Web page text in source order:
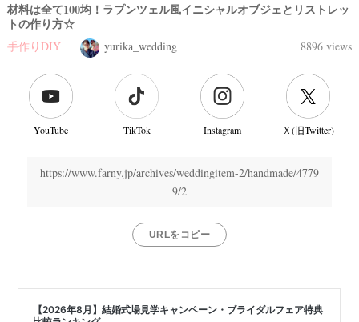
材料は全て100均！ラプンツェル風イニシャルオブジェとリストレッ
トの作り方☆
手作りDIY yurika_wedding 8896 views
YouTube TikTok Instagram Ｘ(旧Twitter)
https://www.farny.jp/archives/weddingitem-2/handmade/4779
9/2
URLをコピー